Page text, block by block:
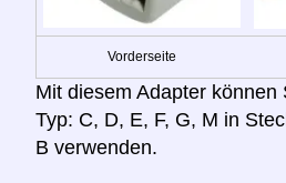
Vorderseite
Mit diesem Adapter können
Typ: C, D, E, F, G, M in
B verwenden.